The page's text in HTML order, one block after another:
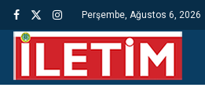
Perşembe, Ağustos 6, 2026